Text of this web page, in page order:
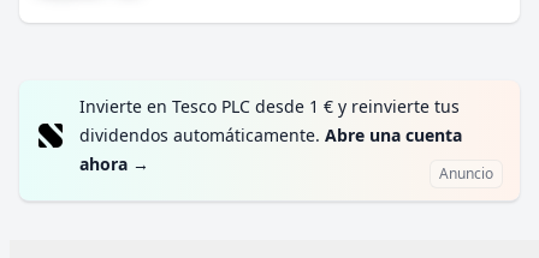
Invierte en Tesco PLC desde 1 € y reinvierte tus
dividendos automáticamente. Abre una cuenta
ahora → Anuncio